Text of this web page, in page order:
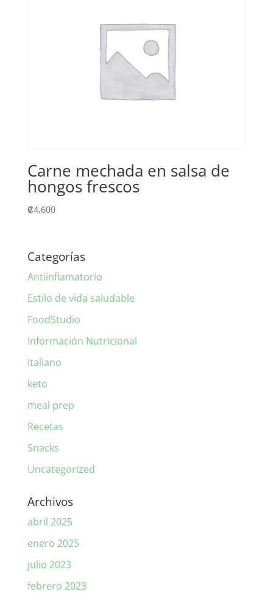
Carne mechada en salsa de
hongos frescos
₡4,600
Categorías
Antiinflamatorio
Estilo de vida saludable
FoodStudio
Información Nutricional
Italiano
keto
meal prep
Recetas
Snacks
Uncategorized
Archivos
abril 2025
enero 2025
julio 2023
febrero 2023